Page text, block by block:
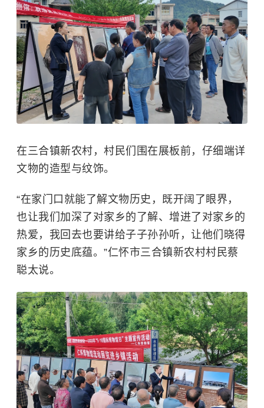
在三合镇新农村，村民们围在展板前，仔细端详
文物的造型与纹饰。
“在家门口就能了解文物历史，既开阔了眼界，
也让我们加深了对家乡的了解、增进了对家乡的
热爱，我回去也要讲给子子孙孙听，让他们晓得
家乡的历史底蕴。”仁怀市三合镇新农村村民蔡
聪太说。